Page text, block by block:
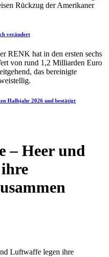
verändert
Halbjahr 2026 und bestätigt
– Heer und